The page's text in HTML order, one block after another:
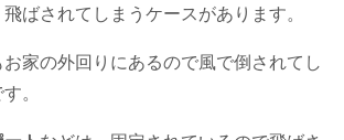
ばされてしまうケースがあります。
お家の外回りにあるので風で倒されてし
。